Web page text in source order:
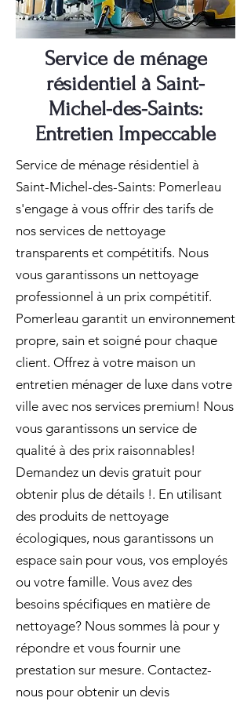
Service de ménage
résidentiel à Saint-
Michel-des-Saints:
Entretien Impeccable
Service de ménage résidentiel à
Saint-Michel-des-Saints: Pomerleau
s'engage à vous offrir des tarifs de
nos services de nettoyage
transparents et compétitifs. Nous
vous garantissons un nettoyage
professionnel à un prix compétitif.
Pomerleau garantit un environnement
propre, sain et soigné pour chaque
client. Offrez à votre maison un
entretien ménager de luxe dans votre
ville avec nos services premium! Nous
vous garantissons un service de
qualité à des prix raisonnables!
Demandez un devis gratuit pour
obtenir plus de détails !. En utilisant
des produits de nettoyage
écologiques, nous garantissons un
espace sain pour vous, vos employés
ou votre famille. Vous avez des
besoins spécifiques en matière de
nettoyage? Nous sommes là pour y
répondre et vous fournir une
prestation sur mesure. Contactez-
nous pour obtenir un devis